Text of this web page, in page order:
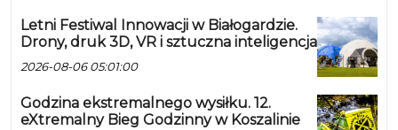
Letni Festiwal Innowacji w Białogardzie.
Drony, druk 3D, VR i sztuczna inteligencja
2026-08-06 05:01:00
Godzina ekstremalnego wysiłku. 12.
eXtremalny Bieg Godzinny w Koszalinie